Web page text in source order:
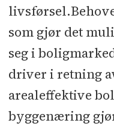
som gjør det
seg i
driver i retning
arealeffektive
byggenæring